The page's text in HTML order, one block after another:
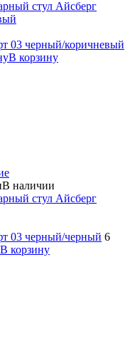
03 черный/коричневый
В корзину
В наличии
03 черный/черный 6
В корзину